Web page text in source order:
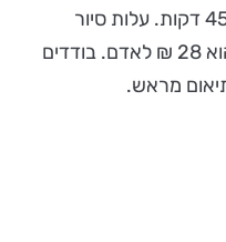
15:00-08:00. אורך הסיור כ- 45 דקות. עלות סיור
מודרך למינימום של 10 אנשים הוא 28 ₪ לאדם. בודדים
מראש.